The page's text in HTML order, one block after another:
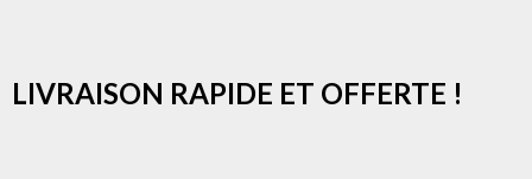
LIVRAISON RAPIDE ET OFFERTE !